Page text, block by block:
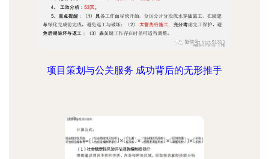
项目策划与公关服务 成功背后的无形推手